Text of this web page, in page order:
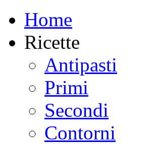
Home
Ricette
Antipasti
Primi
Secondi
Contorni